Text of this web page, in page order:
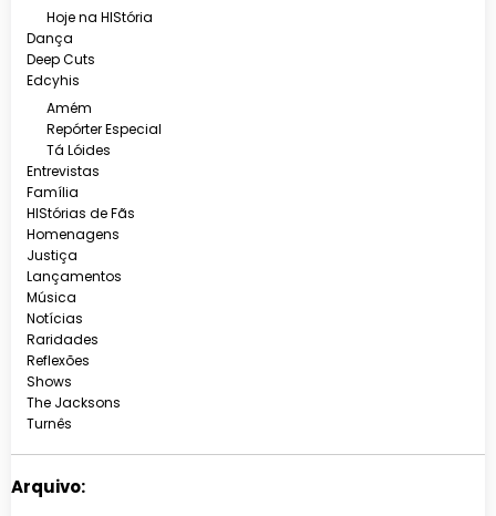
Hoje na HIStória
Dança
Deep Cuts
Edcyhis
Amém
Repórter Especial
Tá Lóides
Entrevistas
Família
HIStórias de Fãs
Homenagens
Justiça
Lançamentos
Música
Notícias
Raridades
Reflexões
Shows
The Jacksons
Turnês
Arquivo: